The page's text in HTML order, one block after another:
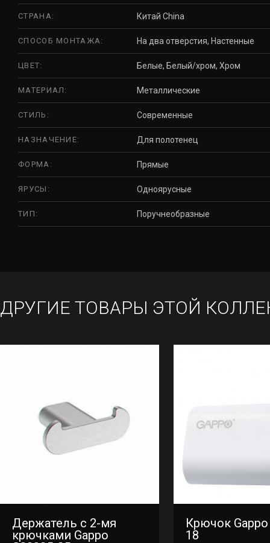
СТРАНА: Китай China
СПОСОБ МОНТАЖА: На два отверстия, Настенные
ЦВЕТ: Белые, Белый/хром, Хром
МАТЕРИАЛ: Металлические
СТИЛЬ: Современные
НАЗНАЧЕНИЕ: Для полотенец
ФОРМА: Прямые
ЯРУСЫ: Одноярусные
ТИП: Поручнеобразные
ДРУГИЕ ТОВАРЫ ЭТОЙ
Держатель с 2-мя
крючками Gappo
Крючок Gappo
18